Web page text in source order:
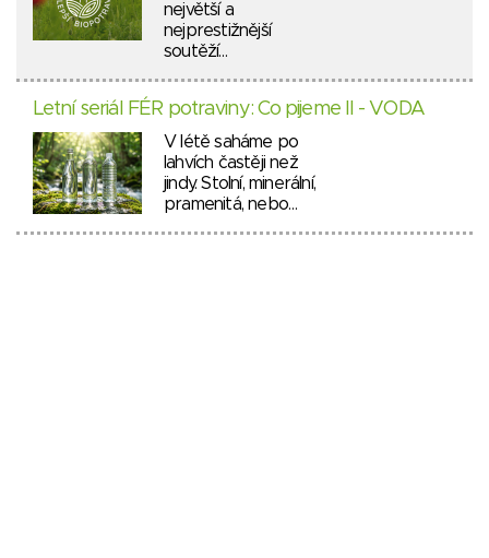
největší a
nejprestižnější
soutěží…
Letní seriál FÉR potraviny: Co pijeme II - VODA
V létě saháme po
lahvích častěji než
jindy. Stolní, minerální,
pramenitá, nebo…